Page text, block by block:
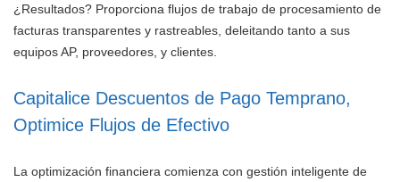
¿Resultados? Proporciona flujos de trabajo de procesamiento de
facturas transparentes y rastreables, deleitando tanto a sus
equipos AP, proveedores, y clientes.
Capitalice Descuentos de Pago Temprano,
Optimice Flujos de Efectivo
La optimización financiera comienza con gestión inteligente de